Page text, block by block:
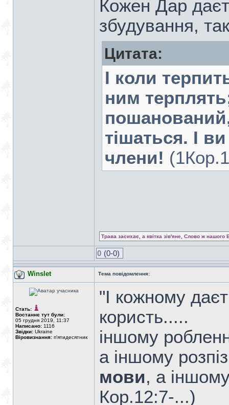
Кожен Дар
збудування,
Цитата:
І коли
ним
тішаться. І
члени!
Трава засихає, а квітка зів'яне, Слово ж нашого
0 (0-0)
Winslet Тема повідомлення:
Стать:
Востаннє тут були:
05 грудня 2019, 11:37
Написано: 1116
Звідки: Ukraine
Віровизнання: п'ятидесятник
"І кожному
користь.....
іншому
а іншому
мови, а
Кор.12:7-...)